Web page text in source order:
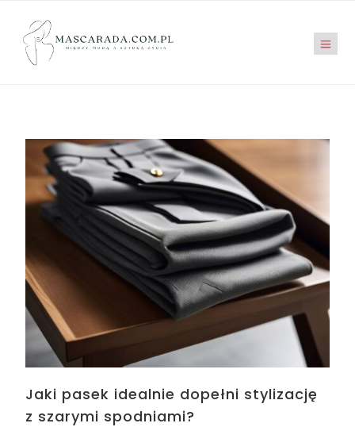
Jaki pasek idealnie dopełni stylizację
z szarymi spodniami?